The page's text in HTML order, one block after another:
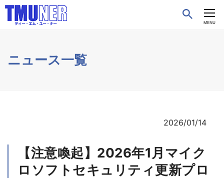
CLOSE
MENU
ニュース一覧
2026/01/14
【注意喚起】2026年1月マイク
ロソフトセキュリティ更新プロ